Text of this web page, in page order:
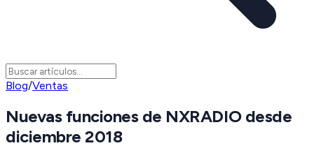
Blog/Ventas
Nuevas funciones de NXRADIO desde
diciembre 2018